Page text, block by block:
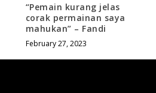
“Pemain kurang jelas
corak permainan saya
mahukan” – Fandi
February 27, 2023